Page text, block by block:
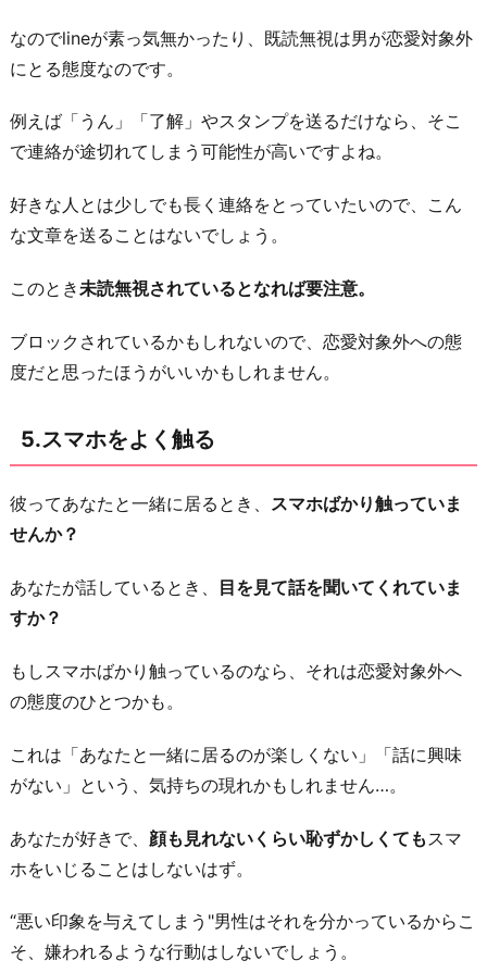
なのでlineが素っ気無かったり、既読無視は男が恋愛対象外
にとる態度なのです。
例えば「うん」「了解」やスタンプを送るだけなら、そこ
で連絡が途切れてしまう可能性が高いですよね。
好きな人とは少しでも長く連絡をとっていたいので、こん
な文章を送ることはないでしょう。
このとき未読無視されているとなれば要注意。
ブロックされているかもしれないので、恋愛対象外への態
度だと思ったほうがいいかもしれません。
5.スマホをよく触る
彼ってあなたと一緒に居るとき、 スマホばかり触っていま
せんか？
あなたが話しているとき、 目を見て話を聞いてくれていま
すか？
もしスマホばかり触っているのなら、それは恋愛対象外へ
の態度のひとつかも。
これは「あなたと一緒に居るのが楽しくない」「話に興味
がない」という、気持ちの現れかもしれません…。
あなたが好きで、 顔も見れないくらい恥ずかしくても スマ
ホをいじることはしないはず。
“悪い印象を与えてしまう"男性はそれを分かっているからこ
そ、嫌われるような行動はしないでしょう。